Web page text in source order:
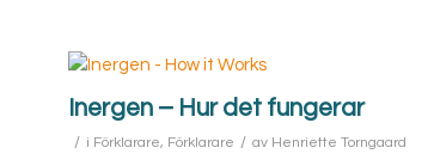
Inergen – Hur det fungerar
/ i Förklarare, Förklarare / av Henriette Torngaard